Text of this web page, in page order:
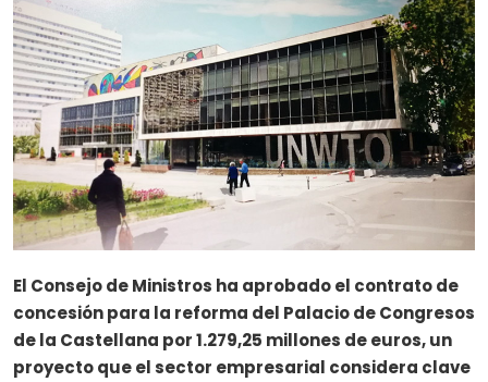
El Consejo de Ministros ha aprobado el contrato de
concesión para la reforma del Palacio de Congresos
de la Castellana por 1.279,25 millones de euros, un
proyecto que el sector empresarial considera clave